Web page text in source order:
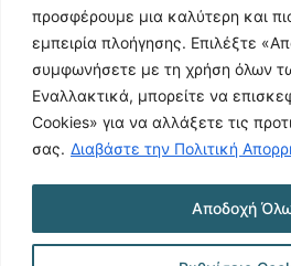
προσφέρουμε μια καλύτερη και
εμπειρία πλοήγησης. Επιλέξτε
συμφωνήσετε με τη χρήση όλων
Εναλλακτικά, μπορείτε να
Cookies» για να αλλάξετε τις
σας. Διαβάστε την Πολιτική
Αποδοχή
Όροι Χρήσης
Κατασκευή Ιστοσελίδας |